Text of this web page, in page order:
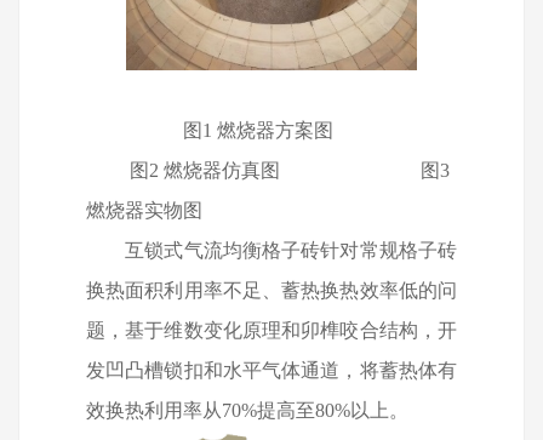
图1 燃烧器方案图
图2 燃烧器仿真图
图3
燃烧器实物图
互锁式气流均衡格子砖针对常规格子砖
换热面积利用率不足、蓄热换热效率低的问
题，基于维数变化原理和卯榫咬合结构，开
发凹凸槽锁扣和水平气体通道，将蓄热体有
效换热利用率从70%提高至80%以上。